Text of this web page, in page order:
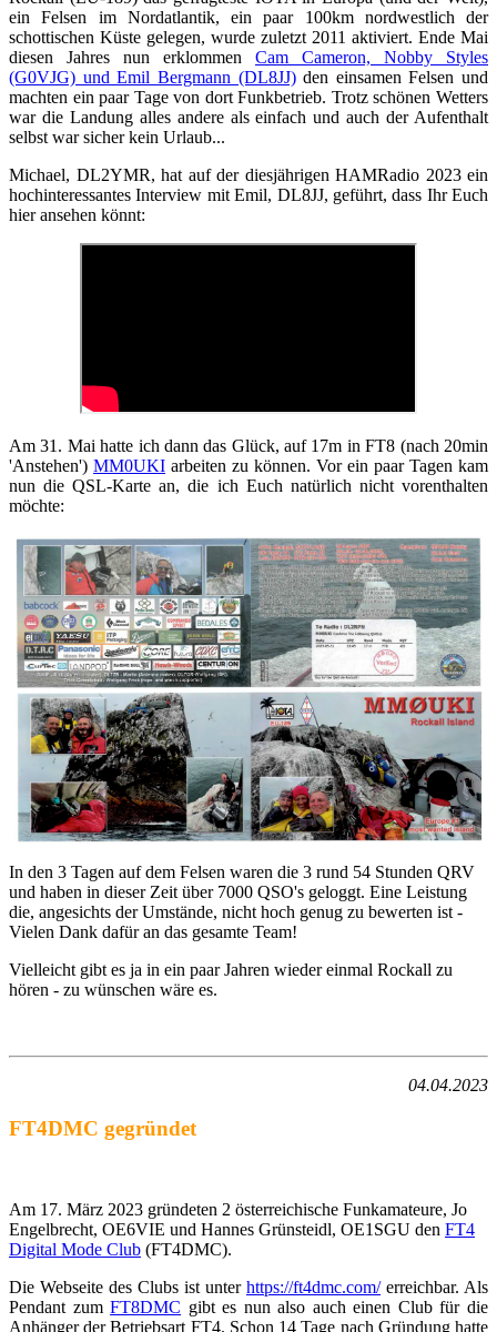
ein Felsen im Nordatlantik, ein paar 100km nordwestlich der
schottischen Küste gelegen, wurde zuletzt 2011 aktiviert. Ende Mai
diesen Jahres nun erklommen Cam Cameron, Nobby Styles
(G0VJG) und Emil Bergmann (DL8JJ)den einsamen Felsen und
machten ein paar Tage von dort Funkbetrieb. Trotz schönen Wetters
war die Landung alles andere als einfach und auch der Aufenthalt
selbst war sicher kein Urlaub...
Michael, DL2YMR, hat auf der diesjährigen HAMRadio 2023 ein
hochinteressantes Interview mit Emil, DL8JJ, geführt, dass Ihr Euch
hier ansehen könnt:
Am 31. Mai hatte ich dann das Glück, auf 17m in FT8 (nach 20min
'Anstehen') MM0UKI arbeiten zu können. Vor ein paar Tagen kam
nun die QSL-Karte an, die ich Euch natürlich nicht vorenthalten
möchte:
In den 3 Tagen auf dem Felsen waren die 3 rund 54 Stunden QRV
und haben in dieser Zeit über 7000 QSO's geloggt. Eine Leistung
die, angesichts der Umstände, nicht hoch genug zu bewerten ist -
Vielen Dank dafür an das gesamte Team!
Vielleicht gibt es ja in ein paar Jahren wieder einmal Rockall zu
hören - zu wünschen wäre es.
04.04.2023
FT4DMC gegründet
Am 17. März 2023 gründeten 2 österreichische Funkamateure, Jo
Engelbrecht, OE6VIE und Hannes Grünsteidl, OE1SGU den FT4
Digital Mode Club (FT4DMC).
Die Webseite des Clubs ist unter https://ft4dmc.com/erreichbar. Als
Pendant zumFT8DMC gibt es nun also auch einen Club für die
Anhänger der Betriebsart FT4. Schon 14 Tage nach Gründung hatte